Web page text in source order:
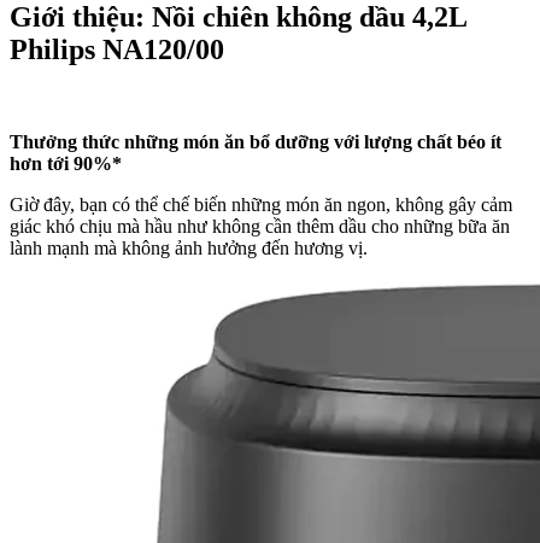
Giới thiệu: Nồi chiên không dầu 4,2L
Philips NA120/00
Thưởng thức những món ăn bổ dưỡng với lượng chất béo ít
hơn tới 90%*
Giờ đây, bạn có thể chế biến những món ăn ngon, không gây cảm
giác khó chịu mà hầu như không cần thêm dầu cho những bữa ăn
lành mạnh mà không ảnh hưởng đến hương vị.